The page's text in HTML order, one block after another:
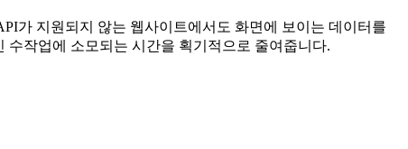
가 지원되지 않는 웹사이트에서도 화면에 보이는 데이터를
작업에 소모되는 시간을 획기적으로 줄여줍니다.